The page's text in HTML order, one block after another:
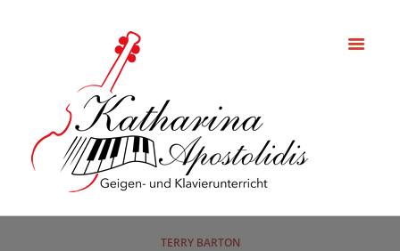
TERRY BARTON